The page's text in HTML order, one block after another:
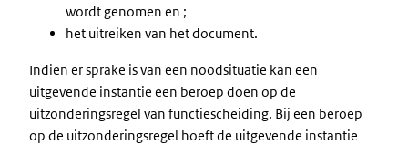
wordt genomen en ;
het uitreiken van het document.
Indien er sprake is van een noodsituatie kan een
uitgevende instantie een beroep doen op de
uitzonderingsregel van functiescheiding. Bij een beroep
op de uitzonderingsregel hoeft de uitgevende instantie